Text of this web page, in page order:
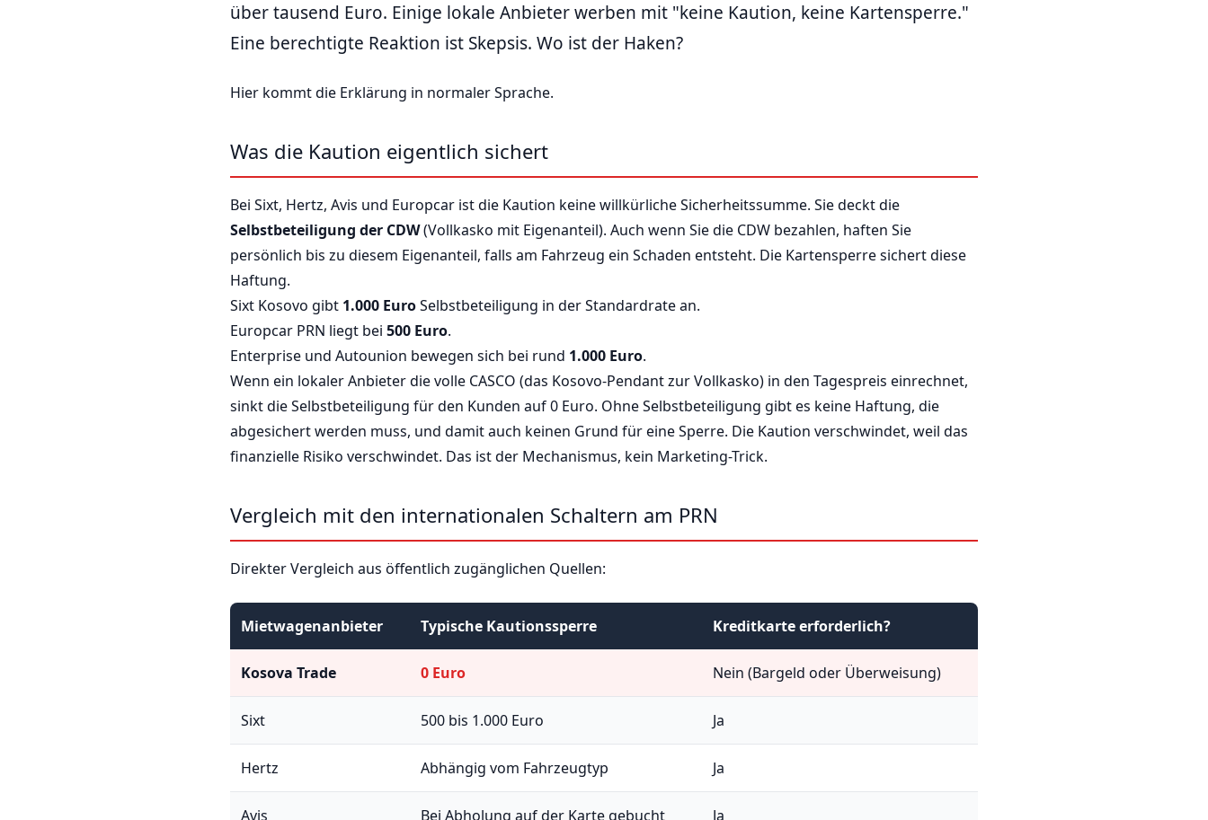
über tausend Euro. Einige lokale Anbieter werben mit "keine Kaution, keine Kartensperre."
Eine berechtigte Reaktion ist Skepsis. Wo ist der Haken?
Hier kommt die Erklärung in normaler Sprache.
Was die Kaution eigentlich sichert
Bei Sixt, Hertz, Avis und Europcar ist die Kaution keine willkürliche Sicherheitssumme. Sie deckt die
Selbstbeteiligung der CDW(Vollkasko mit Eigenanteil). Auch wenn Sie die CDW bezahlen, haften Sie
persönlich bis zu diesem Eigenanteil, falls am Fahrzeug ein Schaden entsteht. Die Kartensperre sichert diese
Haftung.
Sixt Kosovo gibt 1.000 EuroSelbstbeteiligung in der Standardrate an.
Europcar PRN liegt bei 500 Euro.
Enterprise und Autounion bewegen sich bei rund 1.000 Euro.
Wenn ein lokaler Anbieter die volle CASCO (das Kosovo-Pendant zur Vollkasko) in den Tagespreis einrechnet,
sinkt die Selbstbeteiligung für den Kunden auf 0 Euro. Ohne Selbstbeteiligung gibt es keine Haftung, die
abgesichert werden muss, und damit auch keinen Grund für eine Sperre. Die Kaution verschwindet, weil das
finanzielle Risiko verschwindet. Das ist der Mechanismus, kein Marketing-Trick.
Vergleich mit den internationalen Schaltern am PRN
Direkter Vergleich aus öffentlich zugänglichen Quellen:
Mietwagenanbieter Typische Kautionssperre Kreditkarte erforderlich?
Kosova Trade 0 Euro Nein (Bargeld oder Überweisung)
Sixt 500 bis 1.000 Euro Ja
Hertz Abhängig vom Fahrzeugtyp Ja
Avis Bei Abholung auf der Karte gebucht Ja